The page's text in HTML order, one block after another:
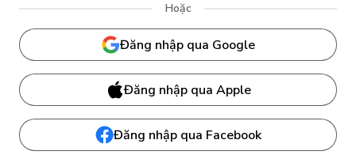
Đăng nhập qua Google
Đăng nhập qua Apple
Đăng nhập qua Facebook
Hoặc